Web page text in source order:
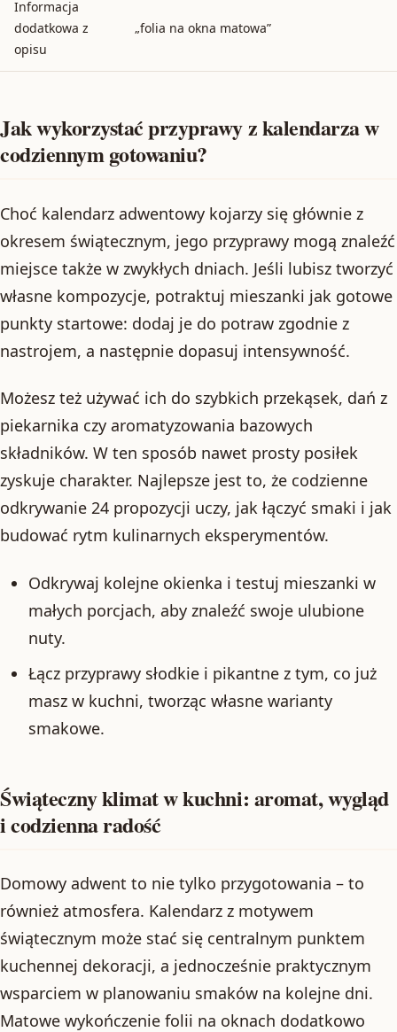
Informacja
dodatkowa z
opisu
„folia na okna matowa”
Jak wykorzystać przyprawy z kalendarza w
codziennym gotowaniu?
Choć kalendarz adwentowy kojarzy się głównie z
okresem świątecznym, jego przyprawy mogą znaleźć
miejsce także w zwykłych dniach. Jeśli lubisz tworzyć
własne kompozycje, potraktuj mieszanki jak gotowe
punkty startowe: dodaj je do potraw zgodnie z
nastrojem, a następnie dopasuj intensywność.
Możesz też używać ich do szybkich przekąsek, dań z
piekarnika czy aromatyzowania bazowych
składników. W ten sposób nawet prosty posiłek
zyskuje charakter. Najlepsze jest to, że codzienne
odkrywanie 24 propozycji uczy, jak łączyć smaki i jak
budować rytm kulinarnych eksperymentów.
Odkrywaj kolejne okienka i testuj mieszanki w
małych porcjach, aby znaleźć swoje ulubione
nuty.
Łącz przyprawy słodkie i pikantne z tym, co już
masz w kuchni, tworząc własne warianty
smakowe.
Świąteczny klimat w kuchni: aromat, wygląd
i codzienna radość
Domowy adwent to nie tylko przygotowania – to
również atmosfera. Kalendarz z motywem
świątecznym może stać się centralnym punktem
kuchennej dekoracji, a jednocześnie praktycznym
wsparciem w planowaniu smaków na kolejne dni.
Matowe wykończenie folii na oknach dodatkowo